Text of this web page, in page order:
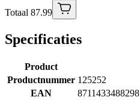
Totaal 87.99
Specificaties
Product
Productnummer 125252
EAN
8711433488298